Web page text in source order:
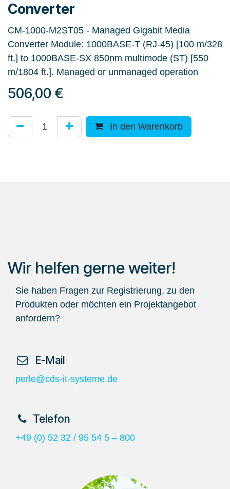
Converter
CM-1000-M2ST05 - Managed Gigabit Media
Converter Module: 1000BASE-T (RJ-45) [100 m/328
ft.] to 1000BASE-SX 850nm multimode (ST) [550
m/1804 ft.]. Managed or unmanaged operation
506,00 €
In den Warenkorb
Wir helfen gerne weiter!
Sie haben Fragen zur Registrierung, zu den
Produkten oder möchten ein Projektangebot
anfordern?
​ E-Mail
perle@cds-it-systeme.de
​Telefon
+49 (0) 52 32 / 95 54 5 – 800